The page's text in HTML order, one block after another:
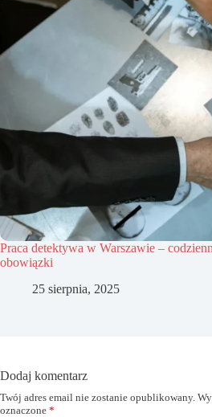
Praca detektywa w Warszawie –
obowiązki
25 sierpnia, 2025
Dodaj komentarz
Twój adres email nie zostanie opublikowany.
oznaczone *